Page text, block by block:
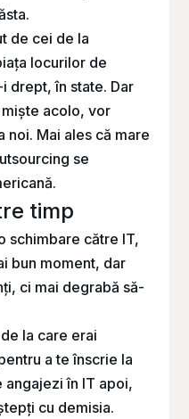
de cei de la
locurilor de
drept, în state. Dar
acolo, vor
noi. Mai ales că mare
se
timp
schimbare către IT,
bun moment, dar
ci mai degrabă să-
la care erai
a te înscrie la
angajezi în IT apoi,
cu demisia.